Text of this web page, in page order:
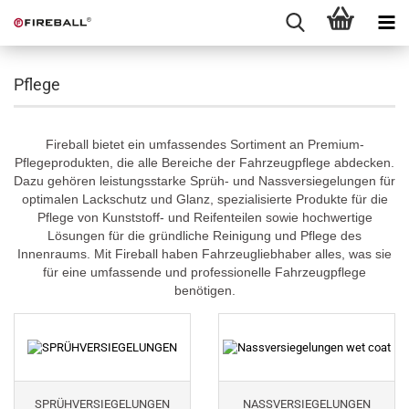
Pflege
Fireball bietet ein umfassendes Sortiment an Premium-
Pflegeprodukten, die alle Bereiche der Fahrzeugpflege abdecken.
Dazu gehören leistungsstarke Sprüh- und Nassversiegelungen für
optimalen Lackschutz und Glanz, spezialisierte Produkte für die
Pflege von Kunststoff- und Reifenteilen sowie hochwertige
Lösungen für die gründliche Reinigung und Pflege des
Innenraums. Mit Fireball haben Fahrzeugliebhaber alles, was sie
für eine umfassende und professionelle Fahrzeugpflege
benötigen.
SPRÜHVERSIEGELUNGEN NASSVERSIEGELUNGEN